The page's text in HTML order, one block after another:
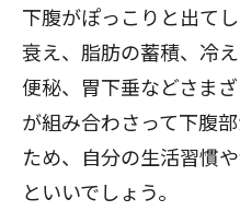
下腹がぽっこりと出て
衰え、脂肪の蓄積、冷
便秘、胃下垂などさま
が組み合わさって下腹
ため、自分の生活習慣
といいでしょう。